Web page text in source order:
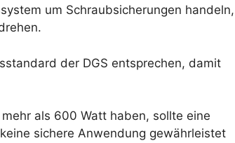
um Schraubsicherungen handeln,
der DGS entsprechen, damit
als 600 Watt haben, sollte eine
sichere Anwendung gewährleistet